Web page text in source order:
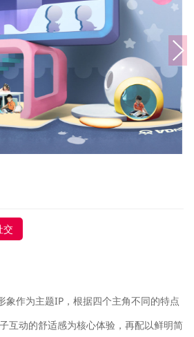
交
象作为主题IP，根据四个主角不同的特点
互动的舒适感为核心体验，再配以鲜明简